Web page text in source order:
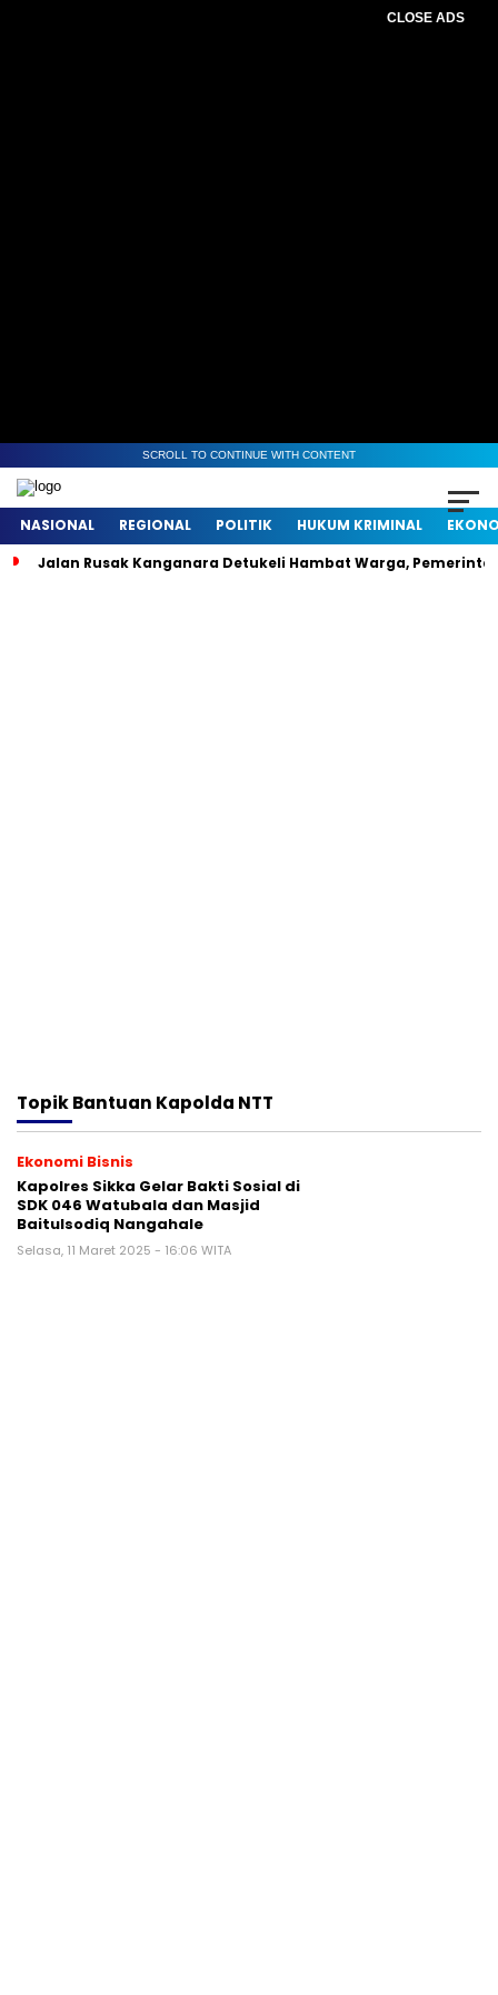
CLOSE ADS
SCROLL TO CONTINUE WITH CONTENT
NASIONAL REGIONAL POLITIK HUKUM KRIMINAL
Jalan Rusak Kanganara Detukeli Hambat Warga,
TopikBantuan Kapolda NTT
Ekonomi Bisnis
Kapolres Sikka Gelar Bakti Sosial di
SDK 046 Watubala dan Masjid
Baitulsodiq Nangahale
Selasa, 11 Maret 2025 - 16:06 WITA